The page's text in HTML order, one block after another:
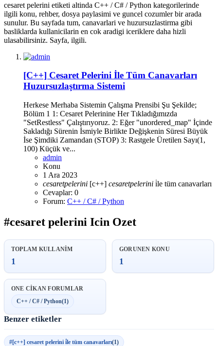
cesaret pelerini etiketi altinda C++ / C# / Python kategorilerinde
ilgili konu, rehber, dosya paylasimi ve guncel cozumler bir arada
sunulur. Bu sayfada tum, canavarlari ve huzursuzlastirma gibi
basliklarda kullanicilarin en cok aradigi iceriklere daha hizli
ulasabilirsiniz. Sayfa, ilgili.
[C++] Cesaret Pelerini İle Tüm Canavarları
Huzursuzlaştırma Sistemi
Herkese Merhaba Sistemin Çalışma Prensibi Şu Şekilde;
Bölüm 1 1: Cesaret Pelerinine Her Tıkladığımızda
"SetRestless" Çalıştırıyoruz. 2: Eğer "unordered_map" İçinde
Sakladığı Sürenin İsmiyle Birlikte Değişkenin Süresi Büyük
İse Şimdiki Zamandan (STOP) 3: Rastgele Üretilen Sayı(1,
100) Küçük ve...
admin
Konu
1 Ara 2023
cesaretpelerini [c++] cesaretpelerini i̇le tüm canavarları
Cevaplar: 0
Forum: C++ / C# / Python
#cesaret pelerini Icin Ozet
TOPLAM KULLANIM
1
GORUNEN KONU
1
ONE CIKAN FORUMLAR
C++ / C# / Python(1)
Benzer etiketler
#[c++] cesaret pelerini i̇le tüm canavarları(1)